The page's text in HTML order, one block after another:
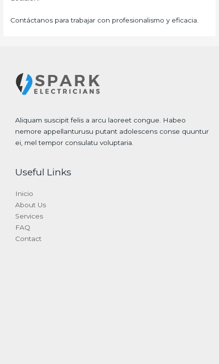
Contáctanos para trabajar con profesionalismo y eficacia.
Aliquam suscipit felis a arcu laoreet congue. Habeo
nemore appellanturusu putant adolescens conse quuntur
ei, mel tempor consulatu voluptaria.
Useful Links
Inicio
About Us
Services
FAQ
Contact